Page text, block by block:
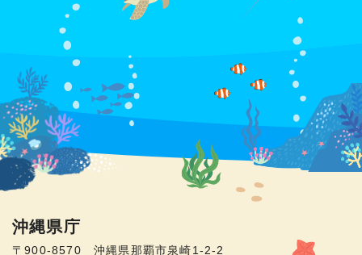
沖縄県庁
〒900-8570 沖縄県那覇市泉崎1-2-2